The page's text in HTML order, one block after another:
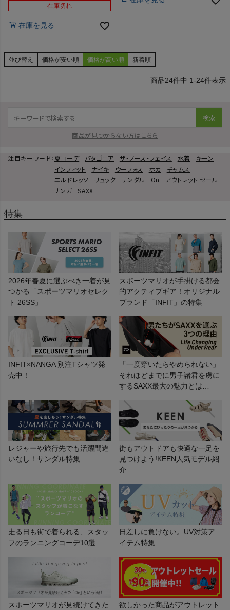
在庫切れ
在庫を見る
並び替え 価格が安い順 価格が高い順 新着順
24件中 1-24件表示
検索
商品が見つからない方はこちら
注目キーワード： 夏コーデ パタゴニア ザ・ノース・フェイス 水着
キーン
インフィット
ナイキ ウーフォス ホカ
チャムス
エルドレッソ
リュック サンダル On
アウトレット セール
ナンガ
SAXX
特集
2026年春夏に選ぶべき一着が見
つかる「スポーツマリオセレク
ト 26SS」
スポーツマリオが手掛ける都会
的アクティブギア！オリジナル
ブランド「INFIT」の特集
INFIT×NANGA 別注Tシャツ発
売中！
「一度穿いたらやめられない」
それほどまでに男子諸君を虜に
するSAXX最大の魅力とは…
レジャーや旅行先でも活躍間違
いなし！サンダル特集
街もアウトドアも快適な一足を
見つけよう!KEEN人気モデル紹
介
走る日も街で着られる、スタッ
フのランニングコーデ10選
日差しに負けない。UV対策ア
イテム特集
スポーツマリオが見続けてきた
欲しかった商品がアウトレット